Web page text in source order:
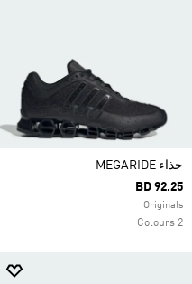
حذاء MEGARIDE
BD 92.25
Originals
2 Colours